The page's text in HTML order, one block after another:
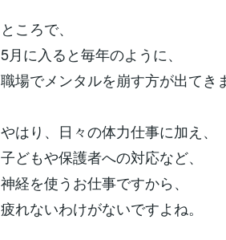
ところで、
5月に入ると毎年のように、
職場でメンタルを崩す方が出てき
やはり、日々の体力仕事に加え、
子どもや保護者への対応など、
神経を使うお仕事ですから、
疲れないわけがないですよね。